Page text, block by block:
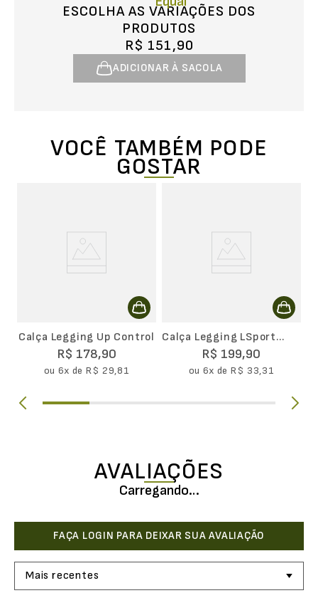
ESCOLHA AS VARIAÇÕES DOS
PRODUTOS
R$ 151,90
ADICIONAR À SACOLA
VOCÊ TAMBÉM PODE
GOSTAR
Calça Legging Up Control
R$ 178,90
ou 6x de R$ 29,81
Calça Legging LSport
Essential
R$ 199,90
ou 6x de R$ 33,31
AVALIAÇÕES
Carregando…
Mais recentes